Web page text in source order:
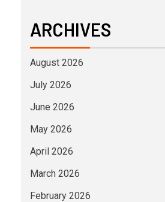
ARCHIVES
August 2026
July 2026
June 2026
May 2026
April 2026
March 2026
February 2026